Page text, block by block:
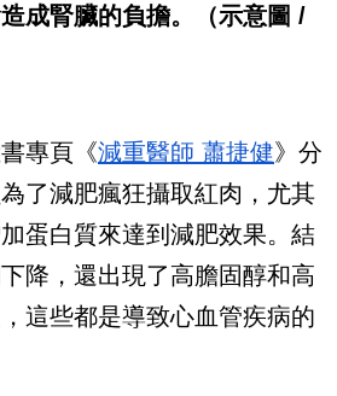
成腎臟的負擔。（示意圖 /
專頁《減重醫師 蕭捷健》分
了減肥瘋狂攝取紅肉，尤其
蛋白質來達到減肥效果。結
降，還出現了高膽固醇和高
這些都是導致心血管疾病的